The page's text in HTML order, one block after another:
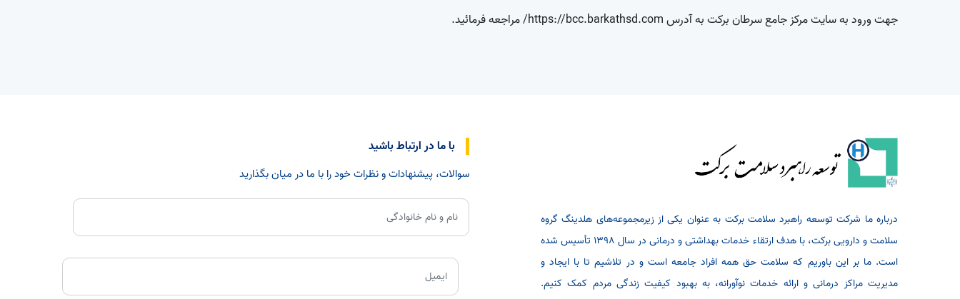
جهت ورود به سایت مرکز جامع سرطان برکت به آدرسhttps://bcc.barkathsd.com/ مراجعه فرمائید.
درباره ما شرکت توسعه راهبرد سلامت برکت به عنوان یکی از زیرمجموعه‌های هلدینگ گروه
سلامت و دارویی برکت، با هدف ارتقاء خدمات بهداشتی و درمانی در سال 1398 تأسیس شده
است. ما بر این باوریم که سلامت حق همه افراد جامعه است و در تلاشیم تا با ایجاد و
مدیریت مراکز درمانی و ارائه خدمات نوآورانه، به بهبود کیفیت زندگی مردم کمک کنیم.
با ما در ارتباط باشید
سوالات، پیشنهادات و نظرات خود را با ما در میان بگذارید